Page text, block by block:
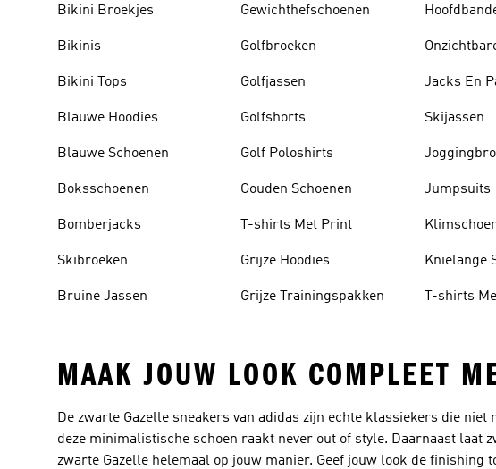
Bikini Broekjes
Bikinis
Bikini Tops
Blauwe Hoodies
Blauwe Schoenen
Boksschoenen
Bomberjacks
Skibroeken
Bruine Jassen
Gewichthefschoenen
Golfbroeken
Golfjassen
Golfshorts
Golf Poloshirts
Gouden Schoenen
T-shirts Met Print
Grijze Hoodies
Grijze Trainingspakken
Jacks En
Skijassen
Jumpsuits
Knielange
T-shirts
MAAK JOUW LOOK COMPLEET
De zwarte Gazelle sneakers van adidas zijn echte klassiekers die
deze minimalistische schoen raakt never out of style. Daarnaast laat
zwarte Gazelle helemaal op jouw manier. Geef jouw look de